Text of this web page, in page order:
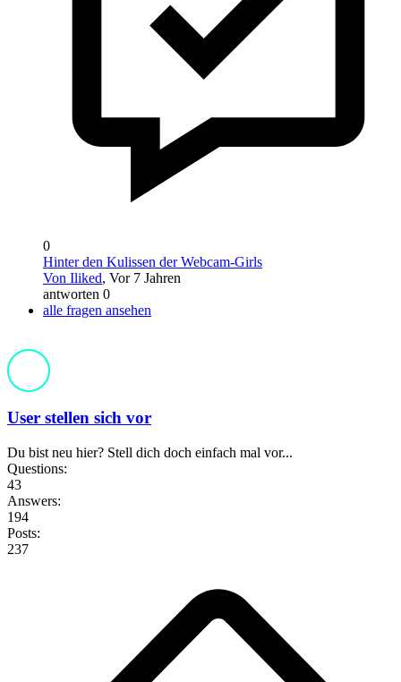
0
Hinter den Kulissen der Webcam-Girls
Von Iliked, Vor 7 Jahren
antworten 0
alle fragen ansehen
User stellen sich vor
Du bist neu hier? Stell dich doch einfach mal vor...
Questions:
43
Answers:
194
Posts:
237